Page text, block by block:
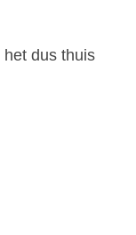
het dus thuis